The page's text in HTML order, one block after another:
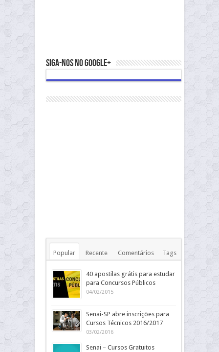
Siga-nos no Google+
Popular Recente Comentários Tags
40 apostilas grátis para estudar
para Concursos Públicos
04/02/2015
Senai-SP abre inscrições para
Cursos Técnicos 2016/2017
03/02/2016
Senai – Cursos Gratuitos